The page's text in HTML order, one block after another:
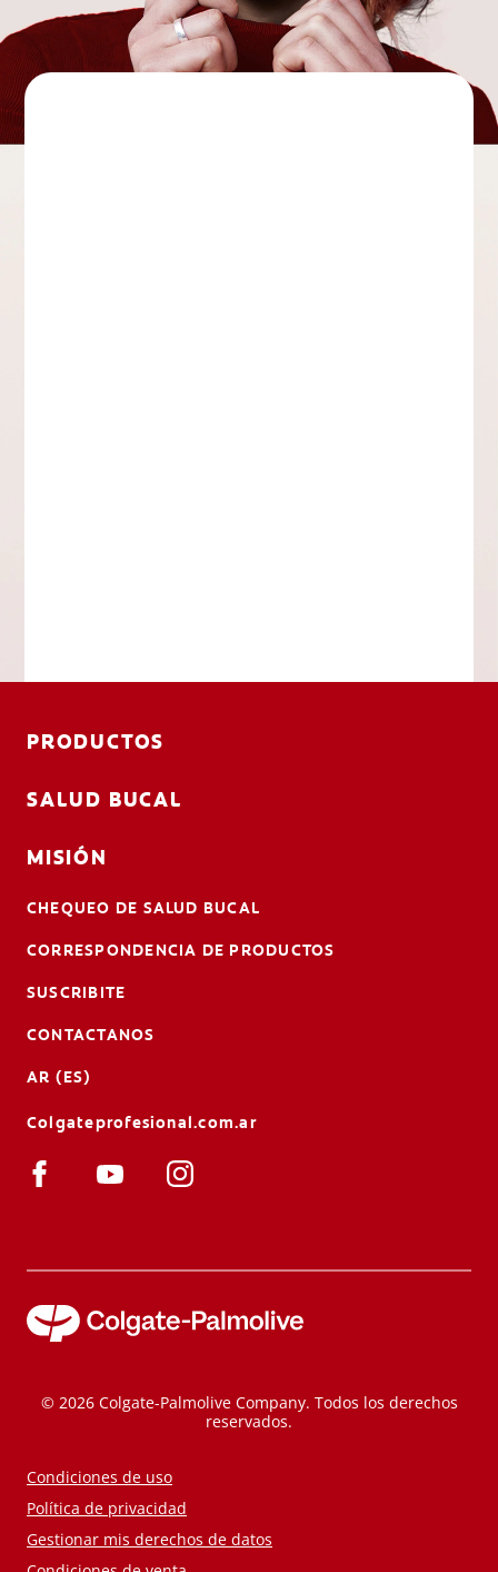
PRODUCTOS
SALUD BUCAL
MISIÓN
CHEQUEO DE SALUD BUCAL
CORRESPONDENCIA DE PRODUCTOS
SUSCRIBITE
CONTACTANOS
AR (ES)
Colgateprofesional.com.ar
© 2026 Colgate-Palmolive Company. Todos los derechos
reservados.
Condiciones de uso
Política de privacidad
Gestionar mis derechos de datos